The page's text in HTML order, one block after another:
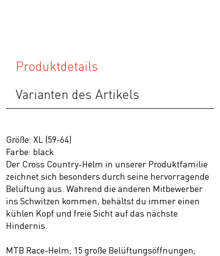
Produktdetails
Varianten des Artikels
Größe: XL (59-64)
Farbe: black
Der Cross Country-Helm in unserer Produktfamilie
zeichnet sich besonders durch seine hervorragende
Belüftung aus. Während die anderen Mitbewerber
ins Schwitzen kommen, behältst du immer einen
kühlen Kopf und freie Sicht auf das nächste
Hindernis.
MTB Race-Helm; 15 große Belüftungsöffnungen;